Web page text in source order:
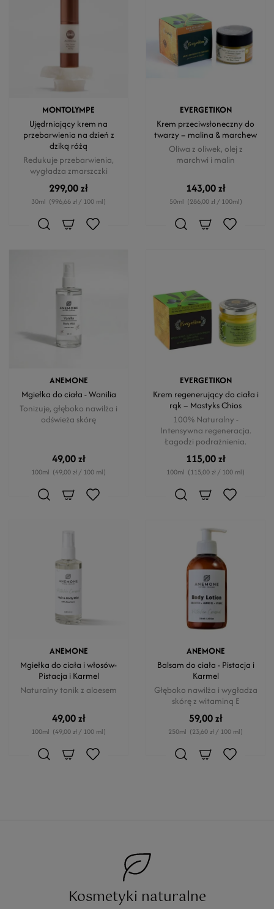
MONTOLYMPE
Ujędrniający krem na
przebarwienia na dzień z
dziką różą
Redukuje przebarwienia,
wygładza zmarszczki
299,00 zł
30ml (996,66 zł / 100 ml)
EVERGETIKON
Krem przeciwsłoneczny do
twarzy – malina & marchew
Oliwa z oliwek, olej z
marchwi i malin
143,00 zł
50ml (286,00 zł / 100ml)
ANEMONE
Mgiełka do ciała - Wanilia
Tonizuje, głęboko nawilża i
odświeża skórę
49,00 zł
100ml (49,00 zł / 100 ml)
EVERGETIKON
Krem regenerujący do ciała i
rąk – Mastyks Chios
100% Naturalny -
Intensywna regeneracja.
Łagodzi podrażnienia.
115,00 zł
100ml (115,00 zł / 100 ml)
ANEMONE
Mgiełka do ciała i włosów-
Pistacja i Karmel
Naturalny tonik z aloesem
49,00 zł
100ml (49,00 zł / 100 ml)
ANEMONE
Balsam do ciała - Pistacja i
Karmel
Głęboko nawilża i wygładza
skórę z witaminą E
59,00 zł
250ml (23,60 zł / 100 ml)
Kosmetyki naturalne